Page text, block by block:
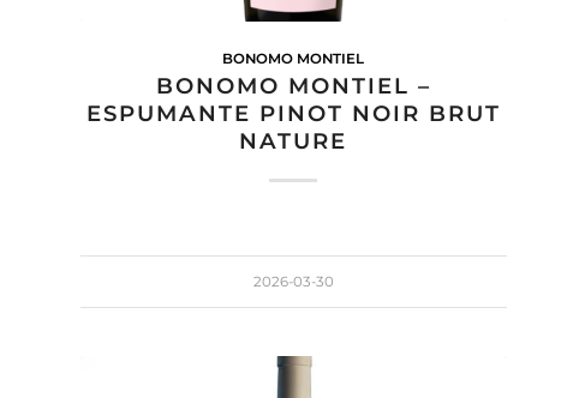
BONOMO MONTIEL
BONOMO MONTIEL –
ESPUMANTE PINOT NOIR BRUT
NATURE
2026-03-30